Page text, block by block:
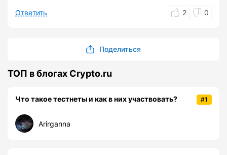
Ответить 2 0
Поделиться
ТОП в блогах Crypto.ru
#1
Что такое тестнеты и как в них участвовать?
Arirganna